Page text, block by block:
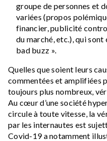
groupe de personnes et
variées (propos
financier, publicité
du marché, etc.), qui
bad buzz ».
Quelles que soient leurs
commentées et amplifiées
toujours plus nombreux,
Au cœur d’une société
circule à toute vitesse, la
par les internautes est
Covid-19 a notamment